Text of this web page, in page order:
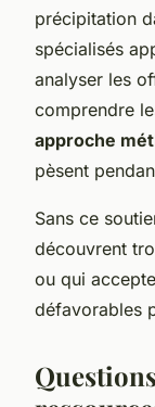
précipitation
spécialisés
analyser les
comprendre
approche
pèsent
Sans ce
découvrent
ou qui
défavorables